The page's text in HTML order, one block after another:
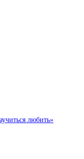
любить»